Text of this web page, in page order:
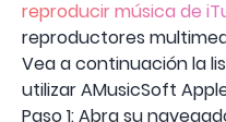
reproducir música de
reproductores
Vea a continuación la
utilizar AMusicSoft
Paso 1: Abra su